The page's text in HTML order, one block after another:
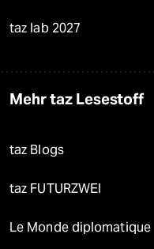
taz lab 2027
Mehr taz Lesestoff
taz Blogs
taz FUTURZWEI
Le Monde diplomatique